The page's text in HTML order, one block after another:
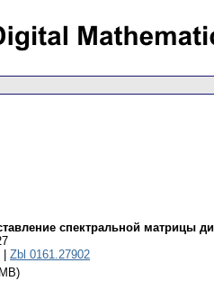
спектральной матрицы
Zbl 0161.27902